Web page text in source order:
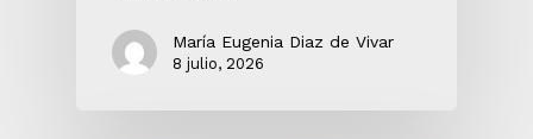
María Eugenia Diaz de Vivar
8 julio, 2026